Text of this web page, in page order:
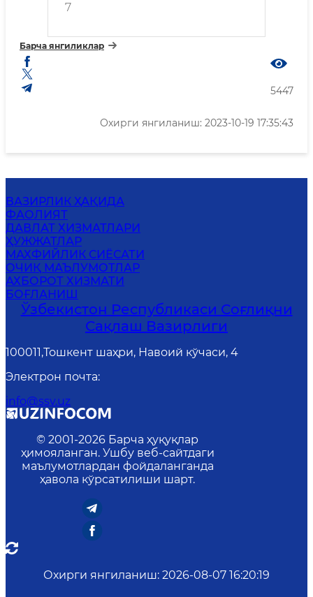
7
Барча янгиликлар
5447
Охирги янгиланиш: 2023-10-19 17:35:43
ВАЗИРЛИК ҲАҚИДА
ФАОЛИЯТ
ДАВЛАТ ХИЗМАТЛАРИ
ҲУЖЖАТЛАР
МАХФИЙЛИК СИЁСАТИ
ОЧИҚ МАЪЛУМОТЛАР
АХБОРОТ ХИЗМАТИ
БОҒЛАНИШ
Ўзбекистон Республикаси Соғлиқни
Сақлаш Вазирлиги
100011,Тошкент шаҳри, Навоий кўчаси, 4
Электрон почта:
info@ssv.uz
© 2001-2026 Барча ҳуқуқлар
ҳимояланган. Ушбу веб-сайтдаги
маълумотлардан фойдаланганда
ҳавола кўрсатилиши шарт.
Охирги янгиланиш: 2026-08-07 16:20:19